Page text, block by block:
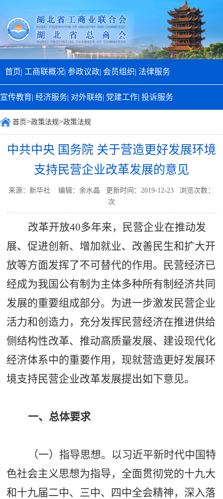
首页| 工商联概况| 参政议政| 会员组织| 法律服务
宣传教育| 经济服务| 对外联络| 党建工作| 投诉服务
首页>政策法规>政策法规
中共中央 国务院 关于营造更好发展环境
支持民营企业改革发展的意见
来源：新华社 编辑：余水晶 更新时间：2019-12-23 浏览次数：
次
改革开放40多年来，民营企业在推动发
展、促进创新、增加就业、改善民生和扩大开
放等方面发挥了不可替代的作用。民营经济已
经成为我国公有制为主体多种所有制经济共同
发展的重要组成部分。为进一步激发民营企业
活力和创造力，充分发挥民营经济在推进供给
侧结构性改革、推动高质量发展、建设现代化
经济体系中的重要作用，现就营造更好发展环
境支持民营企业改革发展提出如下意见。
一、总体要求
（一）指导思想。以习近平新时代中国特
色社会主义思想为指导，全面贯彻党的十九大
和十九届二中、三中、四中全会精神，深入落